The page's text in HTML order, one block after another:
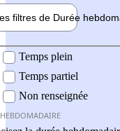
filtres de Durée hebdo
Temps plein
Temps partiel
Non renseignée